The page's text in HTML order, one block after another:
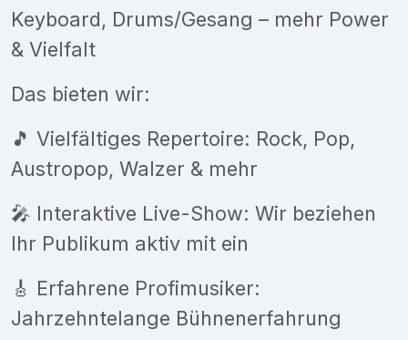
Keyboard, Drums/Gesang – mehr Power
& Vielfalt
Das bieten wir:
🎵 Vielfältiges Repertoire: Rock, Pop,
Austropop, Walzer & mehr
🎤 Interaktive Live-Show: Wir beziehen
Ihr Publikum aktiv mit ein
🎸 Erfahrene Profimusiker:
Jahrzehntelange Bühnenerfahrung